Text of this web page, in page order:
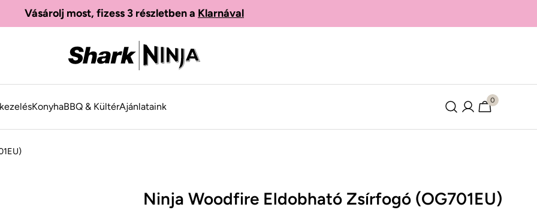
Vásárolj most, fizess 3 részletben a Klarnával
KonyhaBBQ & KültérAjánlataink
Belépés
Kosár
0
Ninja Woodfire Eldobható Zsírfogó (OG701EU)